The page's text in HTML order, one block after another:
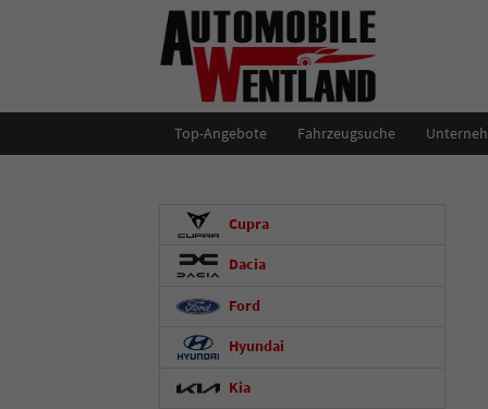
Top-Angebote Fahrzeugsuche
Cupra
Dacia
Ford
Hyundai
Kia